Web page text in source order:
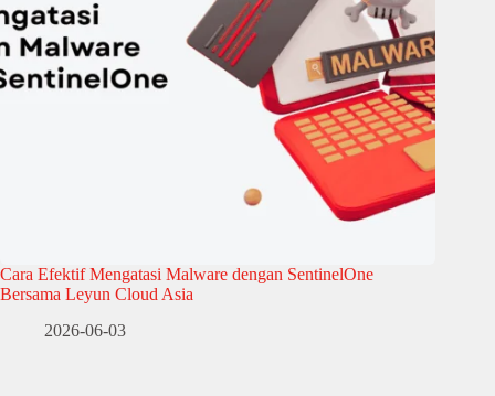
Cara Efektif Mengatasi Malware dengan SentinelOne
Bersama Leyun Cloud Asia
2026-06-03